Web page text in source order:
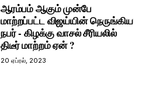
ஆரம்பம் ஆகும் முன்பே
மாற்றப்பட்ட விஜய்யின் நெருங்கிய
நபர் - கிழக்கு வாசல் சீரியலில்
திடீர் மாற்றம் ஏன் ?
20 ஏப்ரல், 2023